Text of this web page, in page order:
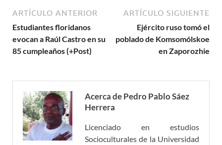
ARTÍCULO ANTERIOR
Estudiantes floridanos
evocan a Raúl Castro en su
85 cumpleaños (+Post)
ARTÍCULO SIGUIENTE
Ejército ruso tomó el
poblado de Komsomólskoe
en Zaporozhie
Acerca de Pedro Pablo Sáez
Herrera
Licenciado en estudios
Socioculturales de la Universidad